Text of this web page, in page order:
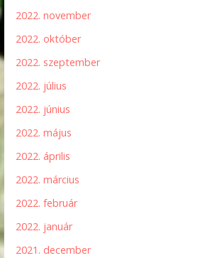
2022. november
2022. október
2022. szeptember
2022. július
2022. június
2022. május
2022. április
2022. március
2022. február
2022. január
2021. december